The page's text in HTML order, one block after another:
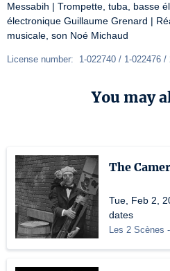
Messabih | Trompette, tuba, basse
électronique Guillaume Grenard |
musicale, son Noé Michaud
License number:  1-022740 / 1-022476 /
You may
The
Tue, Feb 2,
dates
Les 2 Scènes